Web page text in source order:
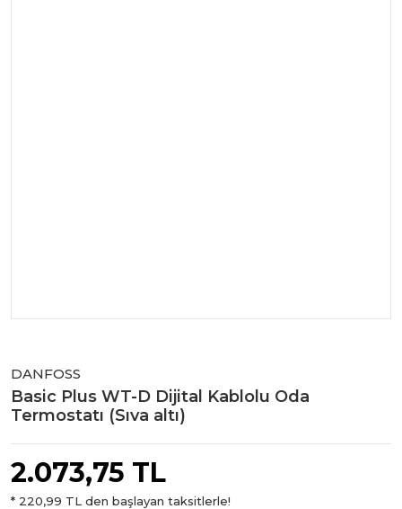
DANFOSS
Basic Plus WT-D Dijital Kablolu Oda
Termostatı (Sıva altı)
2.073,75 TL
* 220,99 TL den başlayan taksitlerle!